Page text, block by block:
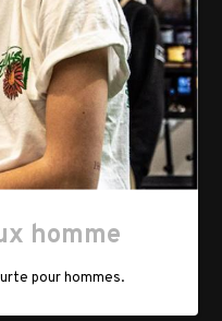
homme
pour hommes.